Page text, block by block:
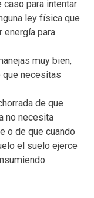
caso para intentar
ley física que
energía para
muy bien,
necesitas
de que
no necesita
o de que cuando
el suelo ejerce